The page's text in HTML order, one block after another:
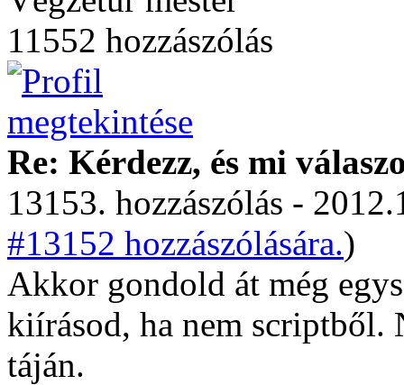
11552 hozzászólás
Re: Kérdezz, és mi
13153. hozzászólás -
#13152 hozzászólására.)
Akkor gondold át még
kiírásod, ha nem scriptből.
táján.